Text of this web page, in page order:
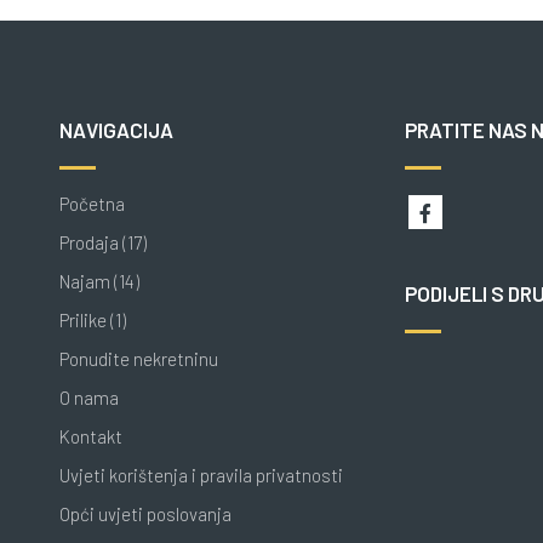
NAVIGACIJA
Početna
Prodaja (17)
Najam (14)
Prilike (1)
Ponudite nekretninu
O nama
Kontakt
Uvjeti korištenja i pravila privatnosti
Opći uvjeti poslovanja
PRATITE NAS
PODIJELI S